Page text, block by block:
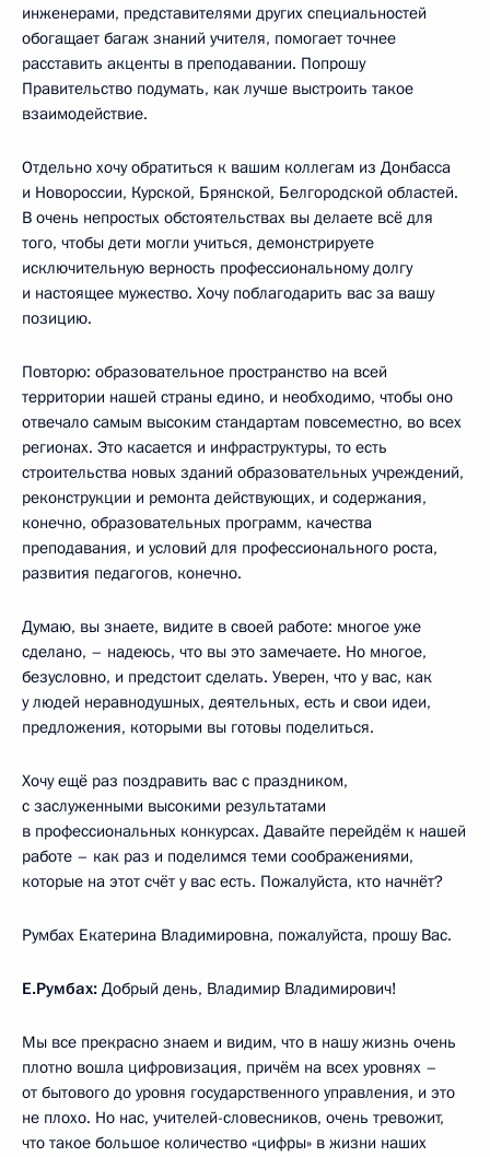
инженерами, представителями других специальностей
обогащает багаж знаний учителя, помогает точнее
расставить акценты в преподавании. Попрошу
Правительство подумать, как лучше выстроить такое
взаимодействие.
Отдельно хочу обратиться к вашим коллегам из Донбасса
и Новороссии, Курской, Брянской, Белгородской областей.
В очень непростых обстоятельствах вы делаете всё для
того, чтобы дети могли учиться, демонстрируете
исключительную верность профессиональному долгу
и настоящее мужество. Хочу поблагодарить вас за вашу
позицию.
Повторю: образовательное пространство на всей
территории нашей страны едино, и необходимо, чтобы оно
отвечало самым высоким стандартам повсеместно, во всех
регионах. Это касается и инфраструктуры, то есть
строительства новых зданий образовательных учреждений,
реконструкции и ремонта действующих, и содержания,
конечно, образовательных программ, качества
преподавания, и условий для профессионального роста,
развития педагогов, конечно.
Думаю, вы знаете, видите в своей работе: многое уже
сделано, – надеюсь, что вы это замечаете. Но многое,
безусловно, и предстоит сделать. Уверен, что у вас, как
у людей неравнодушных, деятельных, есть и свои идеи,
предложения, которыми вы готовы поделиться.
Хочу ещё раз поздравить вас с праздником,
с заслуженными высокими результатами
в профессиональных конкурсах. Давайте перейдём к нашей
работе – как раз и поделимся теми соображениями,
которые на этот счёт у вас есть. Пожалуйста, кто начнёт?
Румбах Екатерина Владимировна, пожалуйста, прошу Вас.
Е.Румбах: Добрый день, Владимир Владимирович!
Мы все прекрасно знаем и видим, что в нашу жизнь очень
плотно вошла цифровизация, причём на всех уровнях –
от бытового до уровня государственного управления, и это
не плохо. Но нас, учителей-словесников, очень тревожит,
что такое большое количество «цифры» в жизни наших